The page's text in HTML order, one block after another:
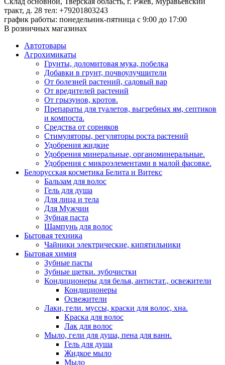
тракт, д. 28 тел: +79201803243
график работы: понедельник-пятница с 9:00 до 17:00
В розничных магазинах
Автотовары
Агрохимикаты
Грунты, доломитовая мука, побелка
Добавки в грунт, почвоулучшители
От болезней растений, садовый вар
От вредителей растений
От грызунов, кротов.
Препараты для туалетов, выгребных ям, септиков
и компоста.
Средства от сорняков
Стимуляторы, регуляторы роста растений
Удобрения жидкие
Удобрения минеральные, органоминеральные.
Удобрения с микроэлементами в малой фасовке.
Белорусская косметика Белита и Витекс
Бальзам для волос
Гель для душа
Для лица и тела
Для Мужчин
Зубная паста
Шампунь для волос
Бытовая техника
Чайники электрические, кипятильники
Бытовая химия
Зубные пасты
Зубные щетки. зубочистки
Кондиционеры для белья, антистат., освежители
Кондиционеры
Освежители
Лаки, гели. муссы, краски для волос, хна.
Краска для волос
Лак для волос
Мыло, гели для душа, пена для ванн.
Гель для душа
Жидкое мыло
Мыло